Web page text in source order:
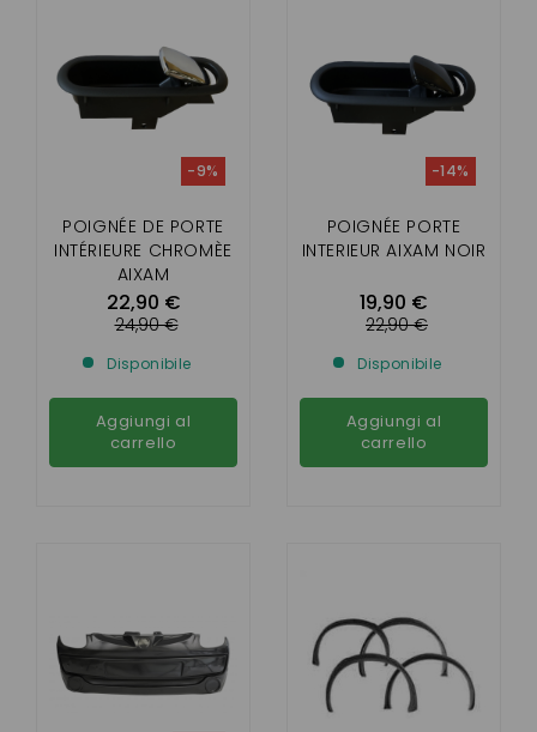
POIGNÉE DE PORTE
INTÉRIEURE CHROMÈE
AIXAM
22,90 €
-9%
24,90 €
Disponibile
Aggiungi al
carrello
POIGNÉE PORTE
INTERIEUR AIXAM NOIR
19,90 €
-14%
22,90 €
Disponibile
Aggiungi al
carrello